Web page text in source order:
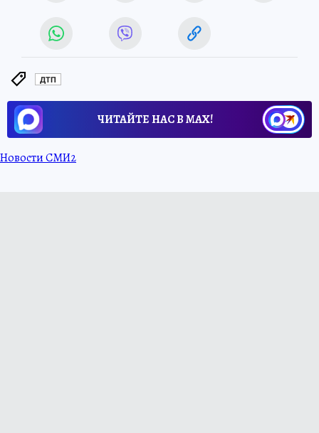
ДТП
ЧИТАЙТЕ НАС В МАХ!
Новости СМИ2